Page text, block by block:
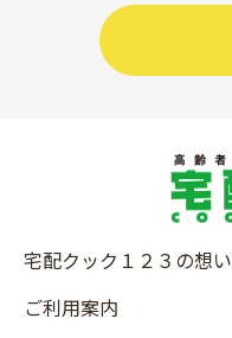
宅配クック１２３の想い
ご利用案内